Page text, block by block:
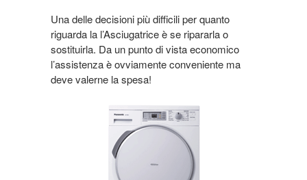
Una delle decisioni più difficili per quanto
riguarda la l’Asciugatrice è se ripararla o
sostituirla. Da un punto di vista economico
l’assistenza è ovviamente conveniente ma
deve valerne la spesa!